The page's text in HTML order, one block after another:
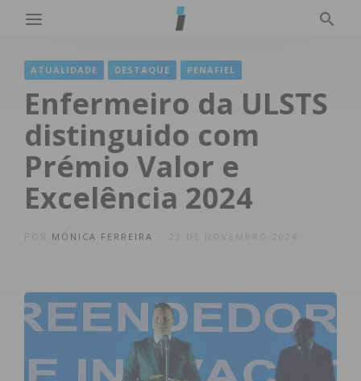
ATUALIDADE DESTAQUE PENAFIEL
Enfermeiro da ULSTS
distinguido com
Prémio Valor e
Excelência 2024
MÓNICA FERREIRA 23 DE NOVEMBRO 2024